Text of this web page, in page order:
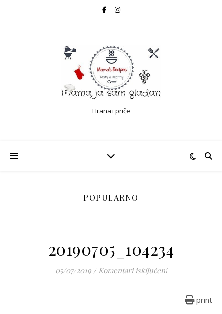
Hrana i priče
POPULARNO
20190705_104234
05/07/2019 / Komentari isključeniza
print